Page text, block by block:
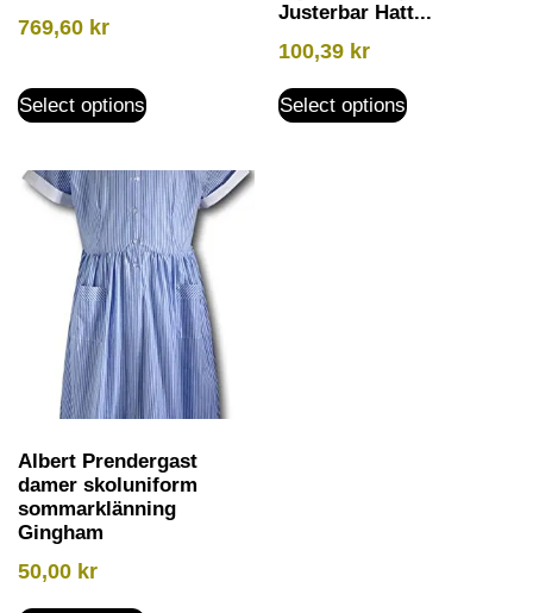
769,60 kr
Select options
Justerbar Hatt...
100,39 kr
Select options
Albert Prendergast
damer skoluniform
sommarklänning
Gingham
50,00 kr